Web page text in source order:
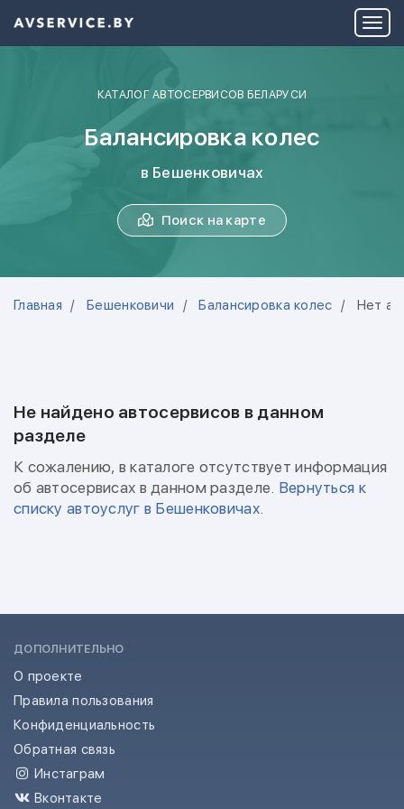
КАТАЛОГ АВТОСЕРВИСОВ БЕЛАРУСИ
Балансировка колес
в Бешенковичах
Поиск на карте
Главная Бешенковичи Балансировка колес Нет
Не найдено автосервисов в данном
разделе
К сожалению, в каталоге отсутствует информация
об автосервисах в данном разделе. Вернуться к
списку автоуслуг в Бешенковичах.
ДОПОЛНИТЕЛЬНО
О проекте
Правила пользования
Конфиденциальность
Обратная связь
Инстаграм
Вконтакте